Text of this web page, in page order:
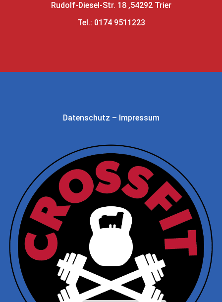
Rudolf-Diesel-Str. 18 ,54292 Trier
Tel.: 0174 9511223
Datenschutz – Impressum